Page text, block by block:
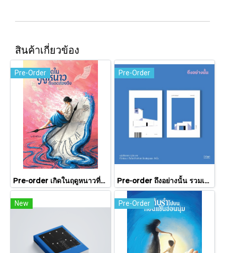
สินค้าเกี่ยวข้อง
Pre-Order
Pre-order เกิดในฤดูหนาวที่แดดส่องถึง / นทธี ศศิวิมล / Pandora Press
Pre-Order
Pre-order ถึงอย่างนั้น รวมเรื่องสั้น / ภู่มณี ศิริพรไพบูลย์ / สำนักพิมพ์ตำหนัก
New Pre-Order